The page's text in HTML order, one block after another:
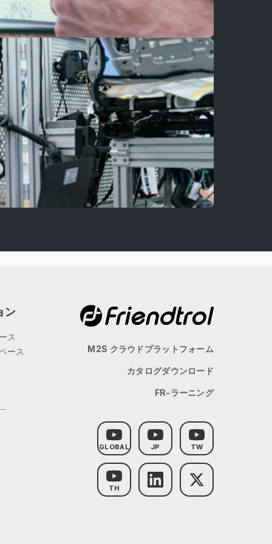
ン
ス
ース
M2S クラウドプラットフォーム
カタログダウンロード
FR-ラーニング
GLOBAL JP TW
TH